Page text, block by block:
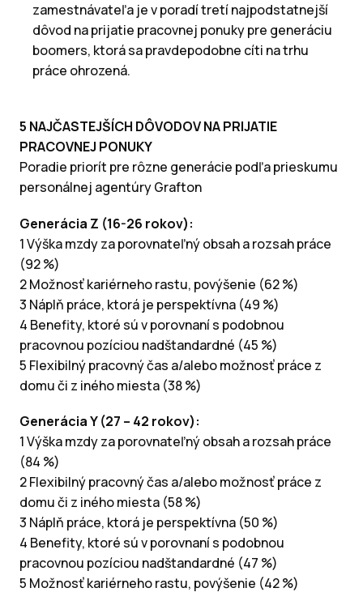
zamestnávateľa je v poradí tretí najpodstatnejší
dôvod na prijatie pracovnej ponuky pre generáciu
boomers, ktorá sa pravdepodobne cíti na trhu
práce ohrozená.
5 NAJČASTEJŠÍCH DÔVODOV NA PRIJATIE
PRACOVNEJ PONUKY
Poradie priorít pre rôzne generácie podľa prieskumu
personálnej agentúry Grafton
Generácia Z (16-26 rokov):
1 Výška mzdy za porovnateľný obsah a rozsah práce
(92 %)
2 Možnosť kariérneho rastu, povýšenie (62 %)
3 Náplň práce, ktorá je perspektívna (49 %)
4 Benefity, ktoré sú v porovnaní s podobnou
pracovnou pozíciou nadštandardné (45 %)
5 Flexibilný pracovný čas a/alebo možnosť práce z
domu či z iného miesta (38 %)
Generácia Y (27 – 42 rokov):
1 Výška mzdy za porovnateľný obsah a rozsah práce
(84 %)
2 Flexibilný pracovný čas a/alebo možnosť práce z
domu či z iného miesta (58 %)
3 Náplň práce, ktorá je perspektívna (50 %)
4 Benefity, ktoré sú v porovnaní s podobnou
pracovnou pozíciou nadštandardné (47 %)
5 Možnosť kariérneho rastu, povýšenie (42 %)